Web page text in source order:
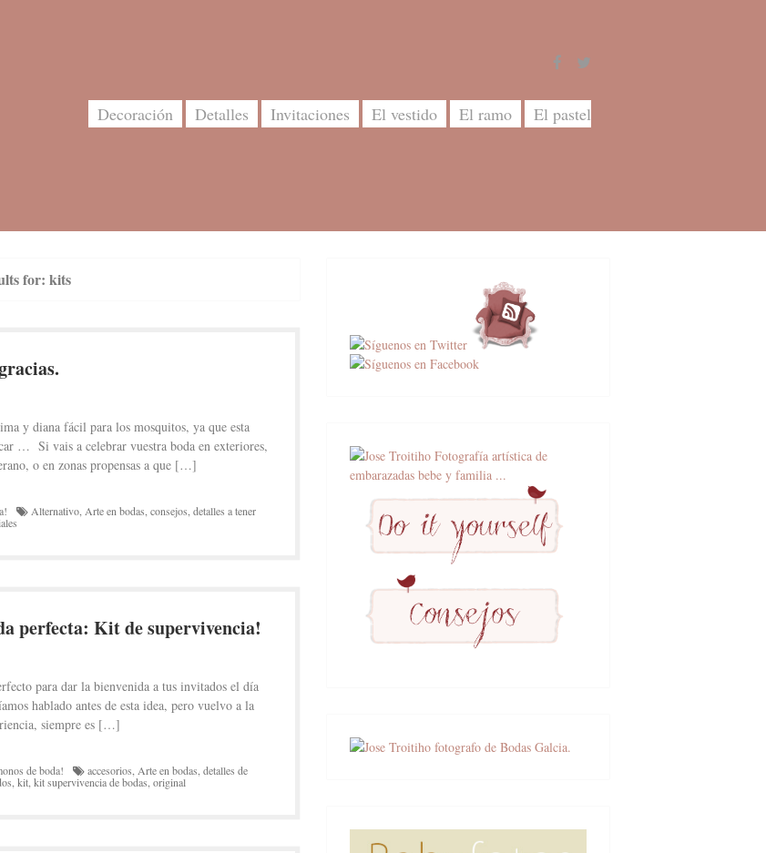
Decoración Detalles Invitaciones El vestido El ramo El pastel
for: kits
y diana fácil para los mosquitos, ya que esta
… Si vais a celebrar vuestra boda en exteriores,
o en zonas propensas a que […]
Alternativo Arte en bodas consejos detalles a tener
perfecta: Kit de supervivencia!
para dar la bienvenida a tus invitados el día
hablado antes de esta idea, pero vuelvo a la
siempre es […]
de boda! accesorios Arte en bodas detalles de
kit kit supervivencia de bodas original